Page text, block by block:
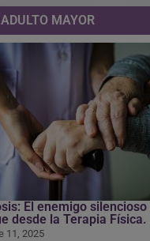
MAYOR
El enemigo
desde la Terapia Física.
11, 2025